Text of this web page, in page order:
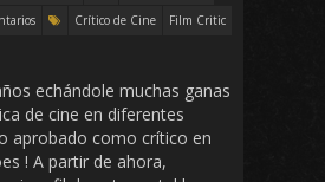
Crítico de Cine
Film Critic
echándole muchas ganas
de cine en diferentes
aprobado como crítico en
! A partir de ahora,